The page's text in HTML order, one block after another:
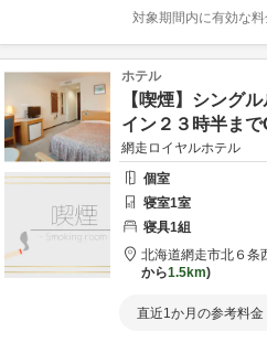
対象期間内に有効な料
ホテル
【喫煙】シング
イン２３時半ま
網走ロイヤルホテル
個室
寝室1室
寝具1組
北海道網走市北６条
から1.5km
直近1か月の参考料金